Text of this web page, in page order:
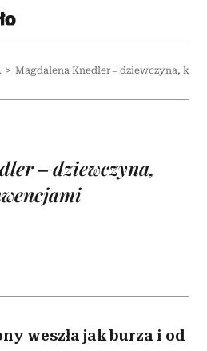
> Magdalena Knedler – dziewczyna,
– dziewczyna,
weszła jak burza i od